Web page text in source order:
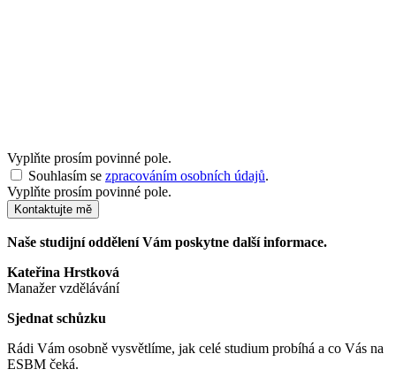
Vyplňte prosím povinné pole.
Souhlasím se zpracováním osobních údajů.
Vyplňte prosím povinné pole.
Kontaktujte mě
Naše studijní oddělení Vám poskytne další informace.
Kateřina Hrstková
Manažer vzdělávání
Sjednat schůzku
Rádi Vám osobně vysvětlíme, jak celé studium probíhá a co Vás na
ESBM čeká.